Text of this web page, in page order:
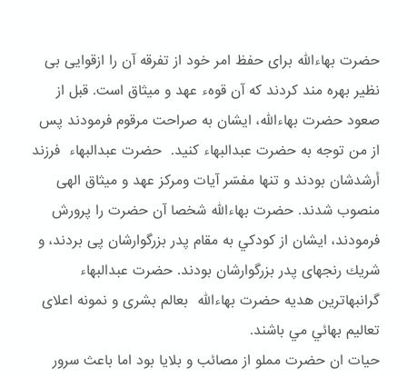
حضرت بهاءالله برای حفظ امر خود از تفرقه آن را ازقوایی بی
نظیر بهره مند کردند که آن قوهء عهد و ميثاق است. قبل از
صعود حضرت بهاءالله، ایشان به صراحت مرقوم فرمودند پس
از من توجه به حضرت عبدالبهاء كنيد. حضرت عبدالبهاء فرزند
أرشدشان بودند و تنها مفسّر آيات ومركز عهد و ميثاق الهى
منصوب شدند. حضرت بهاءالله شخصا آن حضرت را پرورش
فرمودند، ايشان از كودكي به مقام پدر بزرگوارشان پى بردند، و
شريك رنجهاى پدر بزرگوارشان بودند. حضرت عبدالبهاء
گرانبهاترين هديه حضرت بهاءالله بعالم بشرى و نمونه اعلاى
تعاليم بهائي مي باشند.
حيات ان حضرت مملو از مصائب و بلايا بود اما باعث سرور